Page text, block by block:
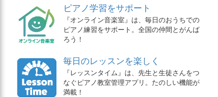
ピアノ学習をサポート
『オンライン音楽室』は、毎日のおうちでの
ピアノ練習をサポート。全国の仲間とがんば
ろう！
毎日のレッスンを楽しく
『レッスンタイム』は、先生と生徒さんをつ
なぐピアノ教室管理アプリ。たのしい機能が
満載！